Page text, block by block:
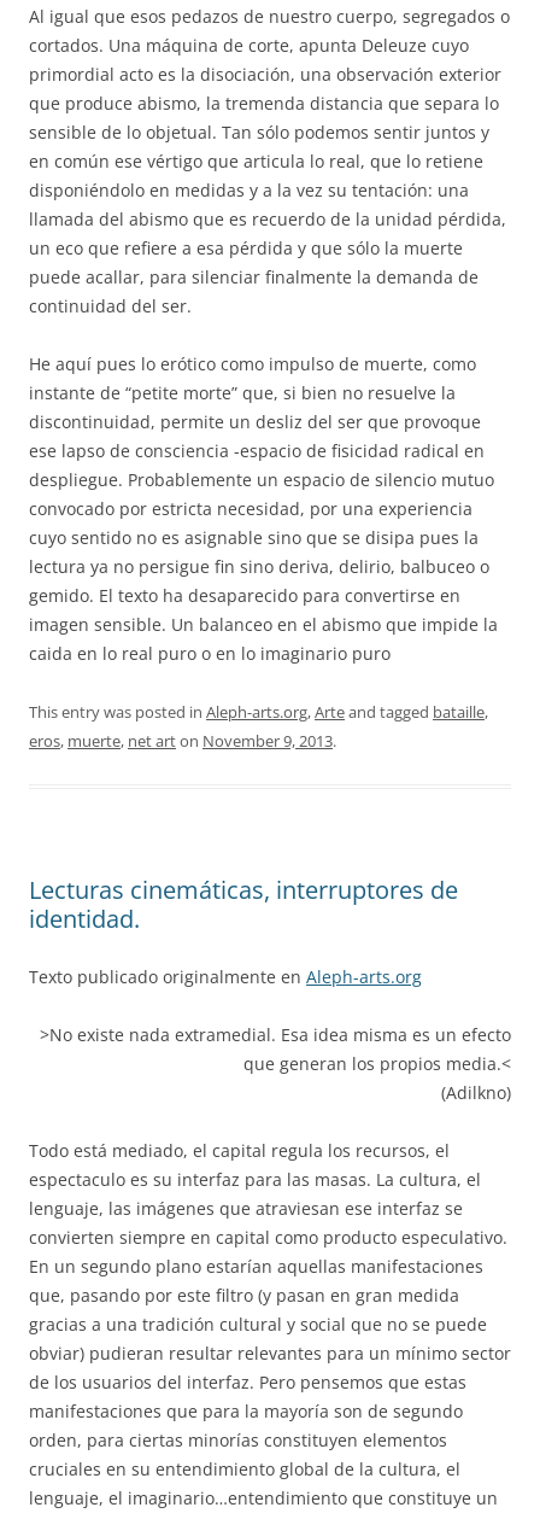
Al igual que esos pedazos de nuestro cuerpo, segregados o
cortados. Una máquina de corte, apunta Deleuze cuyo
primordial acto es la disociación, una observación exterior
que produce abismo, la tremenda distancia que separa lo
sensible de lo objetual. Tan sólo podemos sentir juntos y
en común ese vértigo que articula lo real, que lo retiene
disponiéndolo en medidas y a la vez su tentación: una
llamada del abismo que es recuerdo de la unidad pérdida,
un eco que refiere a esa pérdida y que sólo la muerte
puede acallar, para silenciar finalmente la demanda de
continuidad del ser.
He aquí pues lo erótico como impulso de muerte, como
instante de “petite morte” que, si bien no resuelve la
discontinuidad, permite un desliz del ser que provoque
ese lapso de consciencia -espacio de fisicidad radical en
despliegue. Probablemente un espacio de silencio mutuo
convocado por estricta necesidad, por una experiencia
cuyo sentido no es asignable sino que se disipa pues la
lectura ya no persigue fin sino deriva, delirio, balbuceo o
gemido. El texto ha desaparecido para convertirse en
imagen sensible. Un balanceo en el abismo que impide la
caida en lo real puro o en lo imaginario puro
This entry was posted in Aleph-arts.org,Arteand tagged bataille,
eros, muerte, net arton November 9, 2013.
Lecturas cinemáticas, interruptores de
identidad.
Texto publicado originalmente en Aleph-arts.org
>No existe nada extramedial. Esa idea misma es un efecto
que generan los propios media.<
(Adilkno)
Todo está mediado, el capital regula los recursos, el
espectaculo es su interfaz para las masas. La cultura, el
lenguaje, las imágenes que atraviesan ese interfaz se
convierten siempre en capital como producto especulativo.
En un segundo plano estarían aquellas manifestaciones
que, pasando por este filtro (y pasan en gran medida
gracias a una tradición cultural y social que no se puede
obviar) pudieran resultar relevantes para un mínimo sector
de los usuarios del interfaz. Pero pensemos que estas
manifestaciones que para la mayoría son de segundo
orden, para ciertas minorías constituyen elementos
cruciales en su entendimiento global de la cultura, el
lenguaje, el imaginario…entendimiento que constituye un